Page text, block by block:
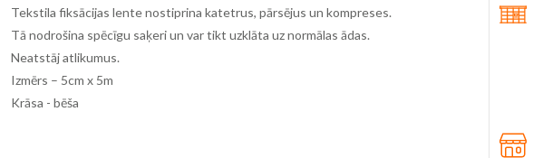
Tekstila fiksācijas lente nostiprina katetrus, pārsējus un kompreses.
Tā nodrošina spēcīgu saķeri un var tikt uzklāta uz normālas ādas.
Neatstāj atlikumus.
Izmērs – 5cm x 5m
Krāsa - bēša